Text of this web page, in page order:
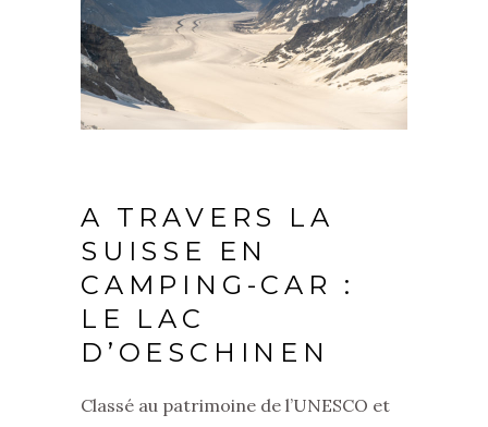
A TRAVERS LA
SUISSE EN
CAMPING-CAR :
LE LAC
D’OESCHINEN
Classé au patrimoine de l’UNESCO et